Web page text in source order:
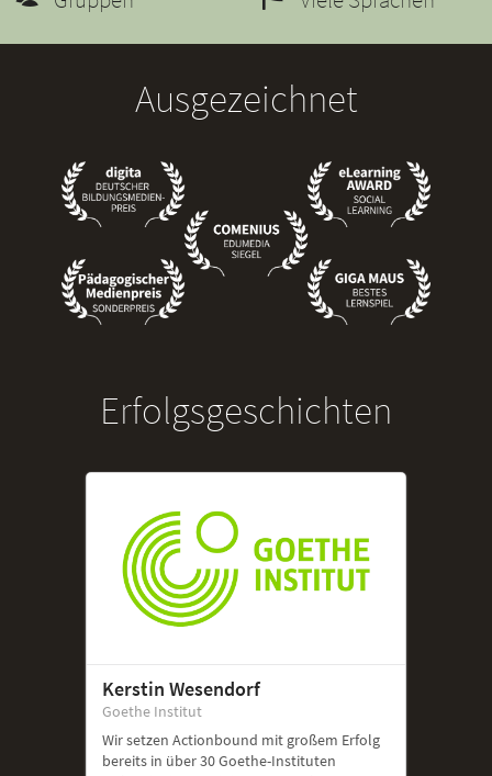
Ausgezeichnet
Erfolgsgeschichten
Kerstin Wesendorf
Goethe Institut
Wir setzen Actionbound mit großem Erfolg
bereits in über 30 Goethe-Instituten